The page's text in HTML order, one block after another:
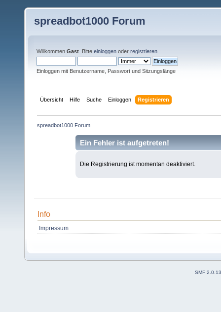
spreadbot1000 Forum
Willkommen Gast . Bitte einloggen oder registrieren
Einloggen mit Benutzername, Passwort und Sitzungslänge
Übersicht Hilfe Suche Einloggen Registrieren
spreadbot1000 Forum
Ein Fehler ist aufgetreten!
Die Registrierung ist momentan deaktiviert.
Info
Impressum
SMF 2.0.13